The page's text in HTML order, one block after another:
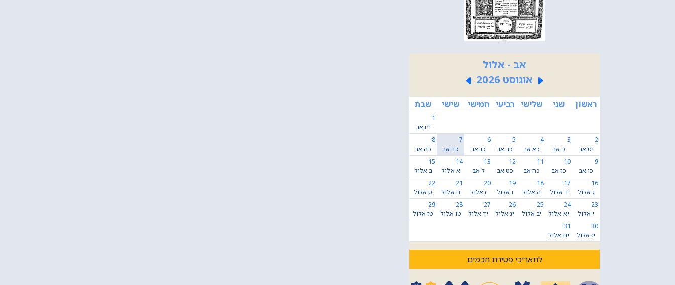
אב - אלול
אוגוסט 2026
ראשון שני שלישי רביעי חמישי שישי שבת
1
יח אב
2
יט אב
3
כ אב
4
כא אב
5
כב אב
6
כג אב
7
כד אב
8
כה אב
9
כו אב
10
כז אב
11
כח אב
12
כט אב
13
ל אב
14
א אלול
15
ב אלול
16
ג אלול
17
ד אלול
18
ה אלול
19
ו אלול
20
ז אלול
21
ח אלול
22
ט אלול
23
י אלול
24
יא אלול
25
יב אלול
26
יג אלול
27
יד אלול
28
טו אלול
29
טז אלול
30
יז אלול
31
יח אלול
לתאריכי פטירת חכמים